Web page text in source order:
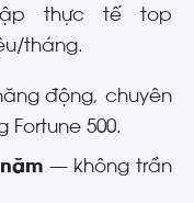
thực tế top
tháng.
động, chuyên
Fortune 500.
— không trần